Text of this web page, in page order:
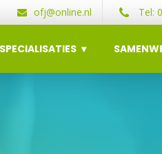
ofj@online.nl Tel:
SPECIALISATIES